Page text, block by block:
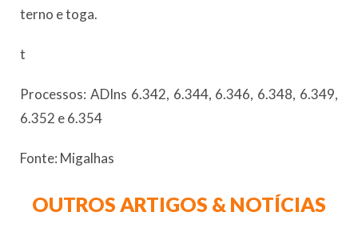
terno e toga.
t
Processos: ADIns 6.342, 6.344, 6.346, 6.348, 6.349,
6.352 e 6.354
Fonte: Migalhas
OUTROS ARTIGOS & NOTÍCIAS